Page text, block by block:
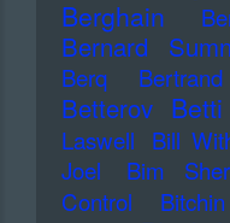
Berghain
Bernard
Berq
Betterov
Laswell
Bill
Joel
Bim
Control